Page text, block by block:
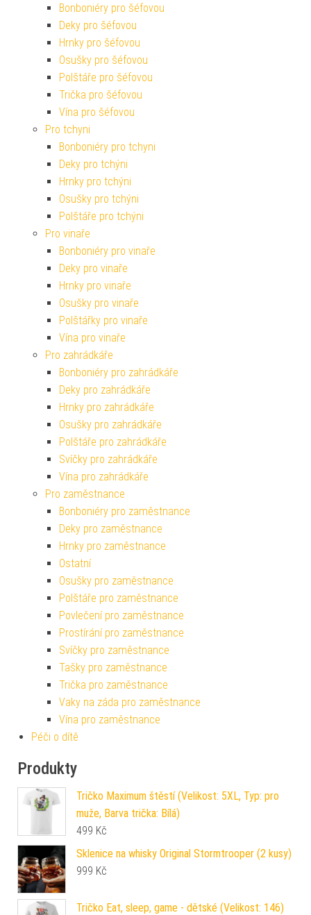
Bonboniéry pro šéfovou
Deky pro šéfovou
Hrnky pro šéfovou
Osušky pro šéfovou
Polštáře pro šéfovou
Trička pro šéfovou
Vína pro šéfovou
Pro tchyni
Bonboniéry pro tchyni
Deky pro tchýni
Hrnky pro tchýni
Osušky pro tchýni
Polštáře pro tchýni
Pro vinaře
Bonboniéry pro vinaře
Deky pro vinaře
Hrnky pro vinaře
Osušky pro vinaře
Polštářky pro vinaře
Vína pro vinaře
Pro zahrádkáře
Bonboniéry pro zahrádkáře
Deky pro zahrádkáře
Hrnky pro zahrádkáře
Osušky pro zahrádkáře
Polštáře pro zahrádkáře
Svíčky pro zahrádkáře
Vína pro zahrádkáře
Pro zaměstnance
Bonboniéry pro zaměstnance
Deky pro zaměstnance
Hrnky pro zaměstnance
Ostatní
Osušky pro zaměstnance
Polštáře pro zaměstnance
Povlečení pro zaměstnance
Prostírání pro zaměstnance
Svíčky pro zaměstnance
Tašky pro zaměstnance
Trička pro zaměstnance
Vaky na záda pro zaměstnance
Vína pro zaměstnance
Péči o dítě
Produkty
Tričko Maximum štěstí (Velikost: 5XL, Typ: pro
muže, Barva trička: Bílá)
499 Kč
Sklenice na whisky Original Stormtrooper (2 kusy)
999 Kč
Tričko Eat, sleep, game - dětské (Velikost: 146)